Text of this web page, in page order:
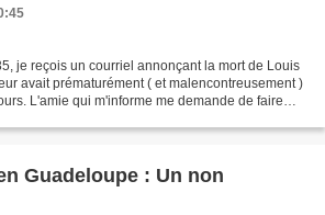
je reçois un courriel annonçant la mort de Louis
avait prématurément ( et malencontreusement )
L'amie qui m'informe me demande de faire
Guadeloupe : Un non